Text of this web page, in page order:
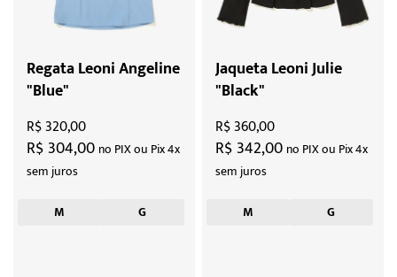
Regata Leoni Angeline
"Blue"
R$ 304,00 no PIX ou Pix 4x
sem juros
R$ 320,00
M G
Jaqueta Leoni Julie
"Black"
R$ 342,00 no PIX ou Pix 4x
sem juros
R$ 360,00
M G